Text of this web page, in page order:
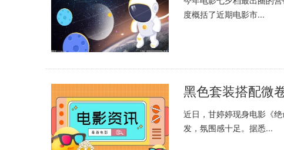
度概括了近期电影市...
近日，甘婷婷现身电影《
发，氛围感十足。据悉...